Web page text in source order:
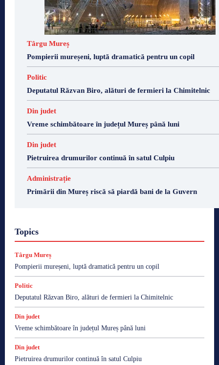
Târgu Mureș
Pompierii mureșeni, luptă dramatică pentru un copil
Politic
Deputatul Răzvan Biro, alături de fermieri la Chimitelnic
Din judet
Vreme schimbătoare în județul Mureș până luni
Din judet
Pietruirea drumurilor continuă în satul Culpiu
Administrație
Primării din Mureș riscă să piardă bani de la Guvern
Topics
Târgu Mureș
Pompierii mureșeni, luptă dramatică pentru un copil
Politic
Deputatul Răzvan Biro, alături de fermieri la Chimitelnic
Din judet
Vreme schimbătoare în județul Mureș până luni
Din judet
Pietruirea drumurilor continuă în satul Culpiu